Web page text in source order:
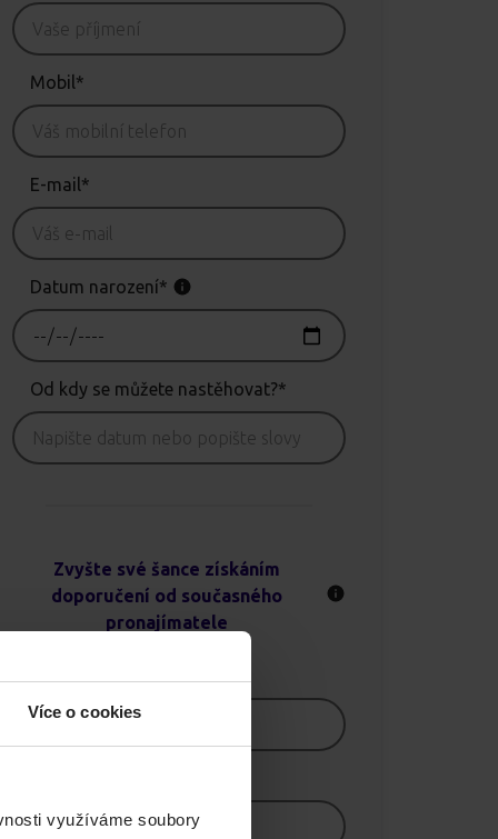
Více o cookies
využíváme soubory
Mobil*
E-mail*
Datum narození*
Od kdy se můžete nastěhovat?*
Zvyšte své šance získáním
doporučení od současného
pronajímatele